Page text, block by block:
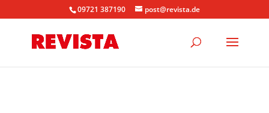
09721 387190 post@revista.de